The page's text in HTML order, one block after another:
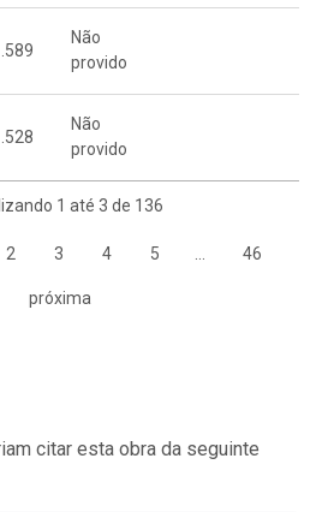
Não
provido
Não
provido
1 até 3 de 136
2 3 4 5 46
próxima
citar esta obra da seguinte